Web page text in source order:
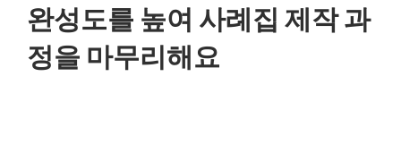
완성도를 높여 사례집 제작 과
정을 마무리해요